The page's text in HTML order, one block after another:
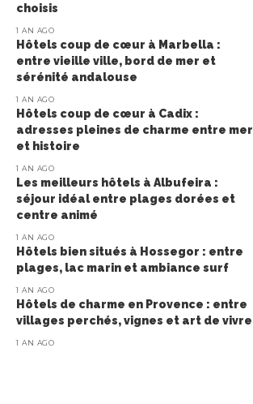
choisis
1 AN AGO
Hôtels coup de cœur à Marbella :
entre vieille ville, bord de mer et
sérénité andalouse
1 AN AGO
Hôtels coup de cœur à Cadix :
adresses pleines de charme entre mer
et histoire
1 AN AGO
Les meilleurs hôtels à Albufeira :
séjour idéal entre plages dorées et
centre animé
1 AN AGO
Hôtels bien situés à Hossegor : entre
plages, lac marin et ambiance surf
1 AN AGO
Hôtels de charme en Provence : entre
villages perchés, vignes et art de vivre
1 AN AGO